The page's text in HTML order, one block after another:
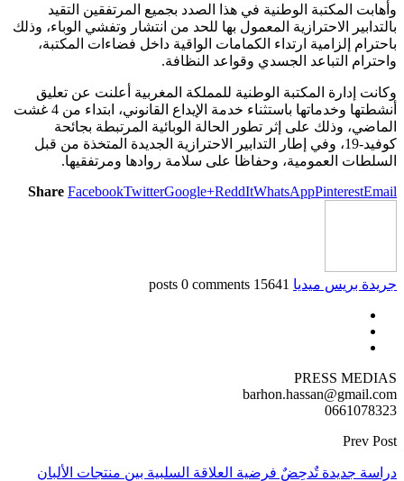
وأهابت المكتبة الوطنية في هذا الصدد بجميع المرتفقين التقيد
بالتدابير الاحترازية المعمول بها للحد من انتشار وتفشي الوباء، وذلك
باحترام إلزامية ارتداء الكمامات الواقية داخل فضاءات المكتبة،
واحترام التباعد الجسدي وقواعد النظافة.
وكانت إدارة المكتبة الوطنية للمملكة المغربية أعلنت عن تعليق
أنشطتها وخدماتها باستثناء خدمة الإيداع القانوني، ابتداء من 4 غشت
الماضي، وذلك على إثر تطور الحالة الوبائية المرتبطة بجائحة
كوفيد-19، وفي إطار التدابير الاحترازية الجديدة المتخذة من قبل
السلطات العمومية، وحفاظا على سلامة روادها ومرتفقيها.
Share FacebookTwitterGoogle+ReddItWhatsAppPinterestEmail
جريدة بريس ميديا 15641 posts
0 comments
PRESS MEDIAS
barhon.hassan@gmail.com
0661078323
Prev Post
دراسة جديدة تٌدحِضٌ فرضية العلاقة السلبية بين منتجات الألبان